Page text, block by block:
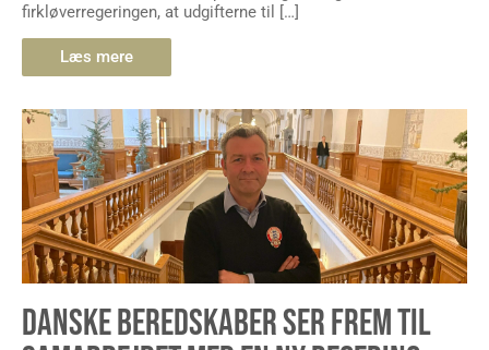
Læs mere
DANSKE BEREDSKABER SER FREM TIL
SAMARBEJDET MED EN NY REGERING